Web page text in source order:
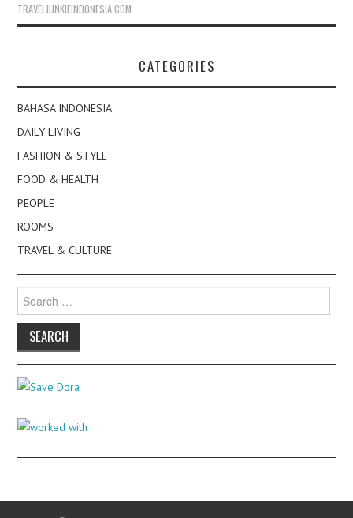
TRAVELJUNKIEINDONESIA.COM
CATEGORIES
BAHASA INDONESIA
DAILY LIVING
FASHION & STYLE
FOOD & HEALTH
PEOPLE
ROOMS
TRAVEL & CULTURE
for: